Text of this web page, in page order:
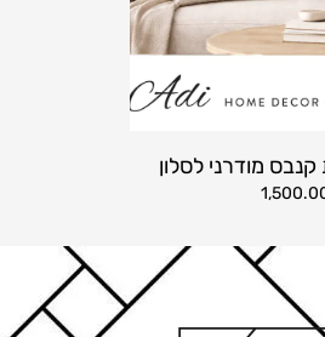
מודרני לסלון